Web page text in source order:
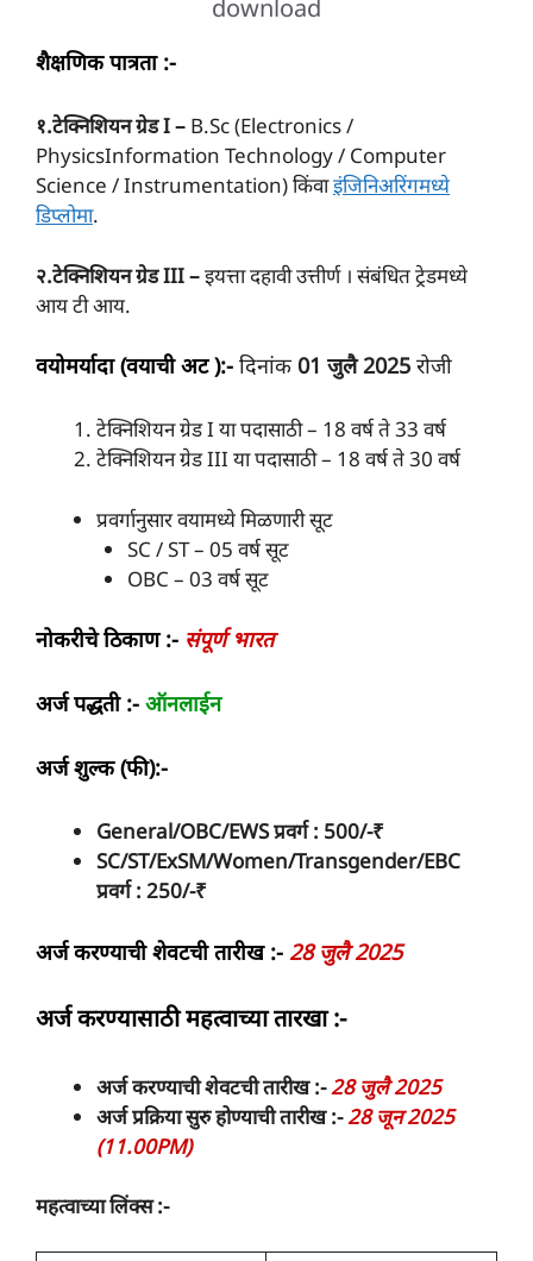
download
शैक्षणिक पात्रता :-
१.टेक्निशियन ग्रेड I – B.Sc (Electronics /
PhysicsInformation Technology / Computer
Science / Instrumentation) किंवाइंजिनिअरिंगमध्ये
डिप्लोमा.
२.टेक्निशियन ग्रेड III –इयत्ता दहावी उत्तीर्ण । संबंधित ट्रेडमध्ये
आय टी आय.
वयोमर्यादा (वयाची अट ):- दिनांक 01 जुलै 2025 रोजी
टेक्निशियन ग्रेड I या पदासाठी – 18 वर्ष ते 33 वर्ष
टेक्निशियन ग्रेड III या पदासाठी – 18 वर्ष ते 30 वर्ष
प्रवर्गानुसार वयामध्ये मिळणारी सूट
SC / ST – 05 वर्ष सूट
OBC – 03 वर्ष सूट
नोकरीचे ठिकाण :- संपूर्ण भारत
अर्ज पद्धती :- ऑनलाईन
अर्ज शुल्क (फी):-
General/OBC/EWS प्रवर्ग : 500/-₹
SC/ST/ExSM/Women/Transgender/EBC
प्रवर्ग : 250/-₹
अर्ज करण्याची शेवटची तारीख :- 28 जुलै 2025
अर्ज करण्यासाठी महत्वाच्या तारखा :-
अर्ज करण्याची शेवटची तारीख :-28 जुलै 2025
अर्ज प्रक्रिया सुरु होण्याची तारीख :-28 जून 2025
(11.00PM)
महत्वाच्या लिंक्स :-